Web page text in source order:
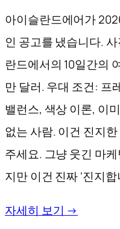
아이슬란드에어가
인 공고를 냈습니다.
란드에서의 10일간의
만 달러. 우대 조건: 프
밸런스, 색상 이론, 이
없는 사람. 이건 진지
주세요. 그냥 웃긴 마
지만 이건 진짜 ‘진지
자세히 보기 →